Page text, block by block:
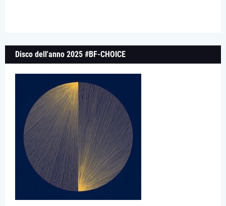
Disco dell'anno 2025 #BF-CHOICE